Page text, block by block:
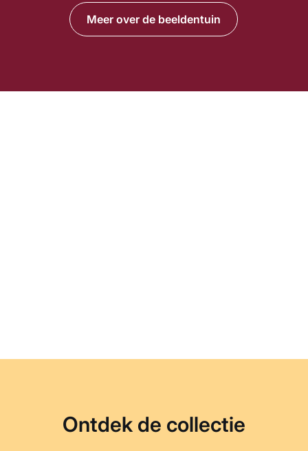
Meer over de beeldentuin
Ontdek de collectie